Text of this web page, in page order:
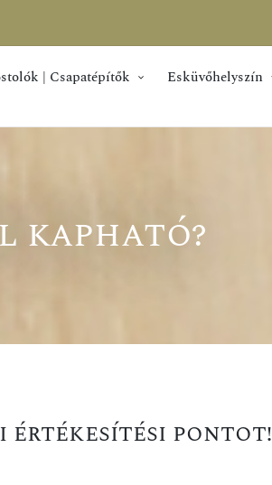
| Csapatépítők Esküvőhelyszín
kapható?
értékesítési pontot!